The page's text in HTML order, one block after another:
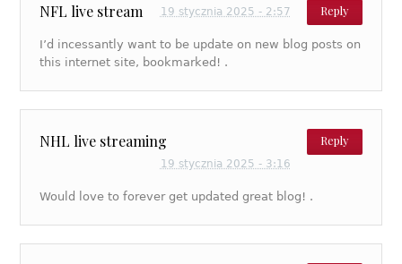
NFL live stream Reply
19 stycznia 2025 - 2:57
I’d incessantly want to be update on new blog posts on
this internet site, bookmarked! .
NHL live streaming Reply
19 stycznia 2025 - 3:16
Would love to forever get updated great blog! .